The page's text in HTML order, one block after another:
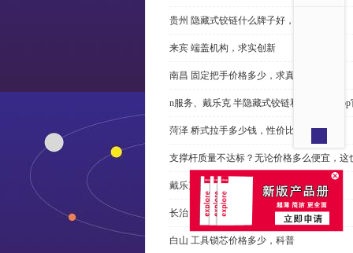
贵州 隐藏式铰链什么牌子好，恭请来电
来宾 端盖机构，求实创新
南昌 固定把手价格多少，求真务实
n服务、戴乐克 半隐藏式铰链和米乐体育
菏泽 桥式拉手多少钱，性价比高
支撑杆质量不达标？无论价格多么便宜，这
戴乐克 系列三角螺母不好，但更好
长治 外露式铰链、戴乐克和承诺戴乐克
白山 工具锁芯价格多少，科普